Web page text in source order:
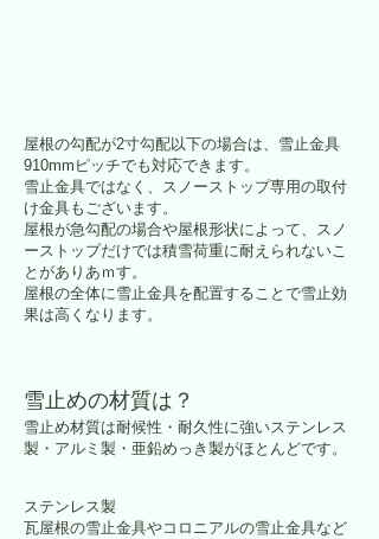
屋根の勾配が2寸勾配以下の場合は、雪止金具
910mmピッチでも対応できます。
​雪止金具ではなく、スノーストップ専用の取付
け金具もございます。
屋根が急勾配の場合や屋根形状によって、スノ
ーストップだけでは積雪荷重に耐えられないこ
とがありあｍす。
屋根の全体に雪止金具を配置することで雪止効
果は高くなります。
雪止めの材質は？
雪止め材質は耐候性・耐久性に強いステンレス
製・アルミ製・亜鉛めっき製がほとんどです。
ステンレス製
瓦屋根の雪止金具やコロニアルの雪止金具など